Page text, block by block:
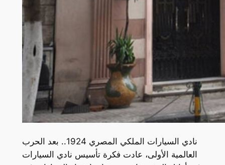
نادي السيارات الملكي المصري 1924.. بعد الحرب
العالمية الأولى، عادت فكرة تأسيس نادي السيارات